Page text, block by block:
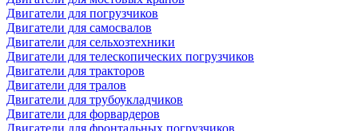
Двигатели для погрузчиков
Двигатели для самосвалов
Двигатели для сельхозтехники
Двигатели для телескопических погрузчиков
Двигатели для тракторов
Двигатели для тралов
Двигатели для трубоукладчиков
Двигатели для форвардеров
Двигатели для фронтальных погрузчиков